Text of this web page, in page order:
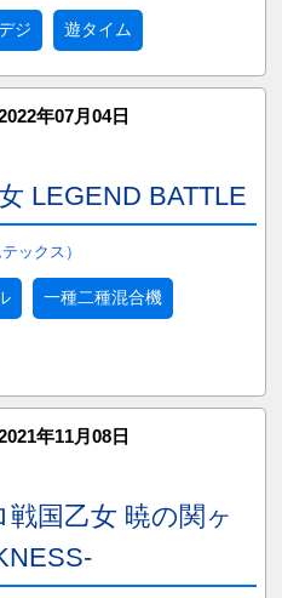
ジ 遊タイム
年07月04日
LEGEND BATTLE
ックス）
一種二種混合機
年11月08日
国乙女 暁の関ヶ